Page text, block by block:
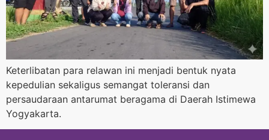
Keterlibatan para relawan ini menjadi bentuk nyata
kepedulian sekaligus semangat toleransi dan
persaudaraan antarumat beragama di Daerah Istimewa
Yogyakarta.